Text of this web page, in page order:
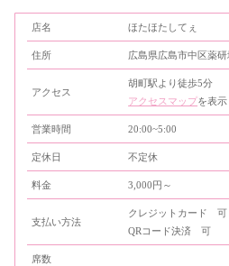
店名 ほたほたしてぇ
住所 広島県広島市中区薬
アクセス
胡町駅より徒歩5分
アクセスマップを表示
営業時間 20:00~5:00
定休日 不定休
料金 3,000円～
支払い方法
クレジットカード 可
QRコード決済 可
席数